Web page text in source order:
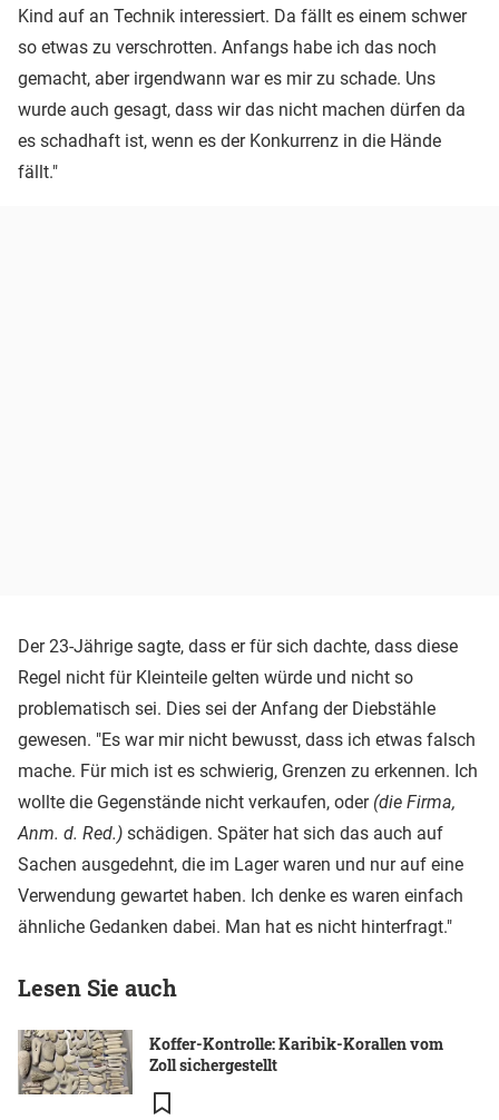
Kind auf an Technik interessiert. Da fällt es einem schwer
so etwas zu verschrotten. Anfangs habe ich das noch
gemacht, aber irgendwann war es mir zu schade. Uns
wurde auch gesagt, dass wir das nicht machen dürfen da
es schadhaft ist, wenn es der Konkurrenz in die Hände
fällt."
Der 23-Jährige sagte, dass er für sich dachte, dass diese
Regel nicht für Kleinteile gelten würde und nicht so
problematisch sei. Dies sei der Anfang der Diebstähle
gewesen. "Es war mir nicht bewusst, dass ich etwas falsch
mache. Für mich ist es schwierig, Grenzen zu erkennen. Ich
wollte die Gegenstände nicht verkaufen, oder (die Firma,
Anm. d. Red.) schädigen. Später hat sich das auch auf
Sachen ausgedehnt, die im Lager waren und nur auf eine
Verwendung gewartet haben. Ich denke es waren einfach
ähnliche Gedanken dabei. Man hat es nicht hinterfragt."
Lesen Sie auch
Koffer-Kontrolle: Karibik-Korallen vom
Zoll sichergestellt